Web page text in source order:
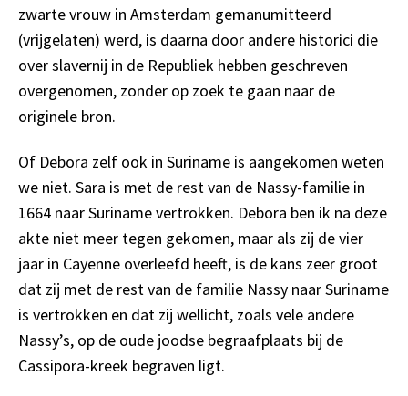
zwarte vrouw in Amsterdam gemanumitteerd
(vrijgelaten) werd, is daarna door andere historici die
over slavernij in de Republiek hebben geschreven
overgenomen, zonder op zoek te gaan naar de
originele bron.
Of Debora zelf ook in Suriname is aangekomen weten
we niet. Sara is met de rest van de Nassy-familie in
1664 naar Suriname vertrokken. Debora ben ik na deze
akte niet meer tegen gekomen, maar als zij de vier
jaar in Cayenne overleefd heeft, is de kans zeer groot
dat zij met de rest van de familie Nassy naar Suriname
is vertrokken en dat zij wellicht, zoals vele andere
Nassy’s, op de oude joodse begraafplaats bij de
Cassipora-kreek begraven ligt.